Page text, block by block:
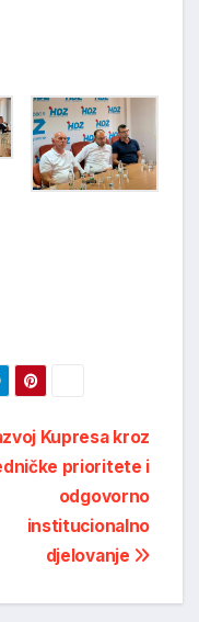
Kupresa kroz
prioritete i
odgovorno
institucionalno
djelovanje